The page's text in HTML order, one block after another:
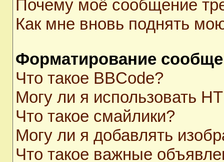
Почему моё сообщение
Как мне вновь поднять
Форматирование
Что такое BBCode?
Могу ли я использовать
Что такое смайлики?
Могу ли я добавлять
Что такое важные